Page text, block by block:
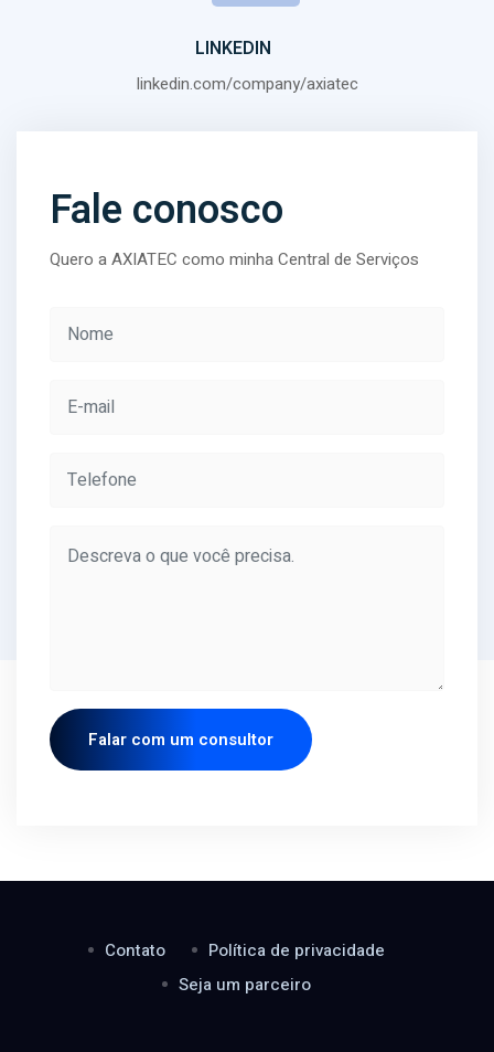
LINKEDIN
linkedin.com/company/axiatec
Fale conosco
Quero a AXIATEC como minha Central de Serviços
Falar com um consultor
Contato
Política de privacidade
Seja um parceiro